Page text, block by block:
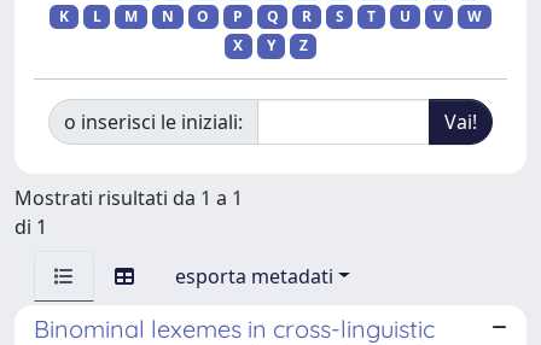
K
L M N O P Q R S T U V
W
X
Y Z
o inserisci le iniziali:
Mostrati risultati da 1 a 1
di 1
esporta metadati
Binominal lexemes in cross-linguistic